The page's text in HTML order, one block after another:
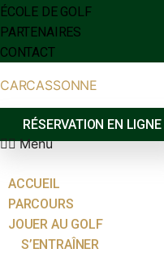
ÉCOLE DE GOLF
PARTENAIRES
CONTACT
CARCASSONNE
RÉSERVATION EN LIGNE
Menu
ACCUEIL
PARCOURS
JOUER AU GOLF
S’ENTRAÎNER